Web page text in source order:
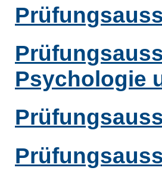
Psychologie